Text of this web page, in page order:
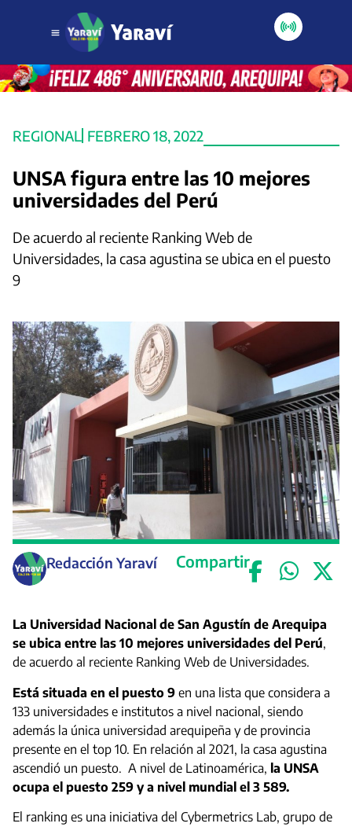
REGIONAL FEBRERO 18, 2022
UNSA figura entre las 10 mejores
universidades del Perú
De acuerdo al reciente Ranking Web de
Universidades, la casa agustina se ubica en el puesto
9
Redacción Yaraví Compartir
La Universidad Nacional de San Agustín de Arequipa
se ubica entre las 10 mejores universidades del Perú,
de acuerdo al reciente Ranking Web de Universidades.
Está situada en el puesto 9 en una lista que considera a
133 universidades e institutos a nivel nacional, siendo
además la única universidad arequipeña y de provincia
presente en el top 10. En relación al 2021, la casa agustina
ascendió un puesto. A nivel de Latinoamérica, la UNSA
ocupa el puesto 259 y a nivel mundial el 3 589.
El ranking es una iniciativa del Cybermetrics Lab, grupo de